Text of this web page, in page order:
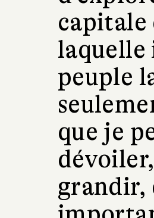
capitale
laquelle
peuple
que je
grandir,